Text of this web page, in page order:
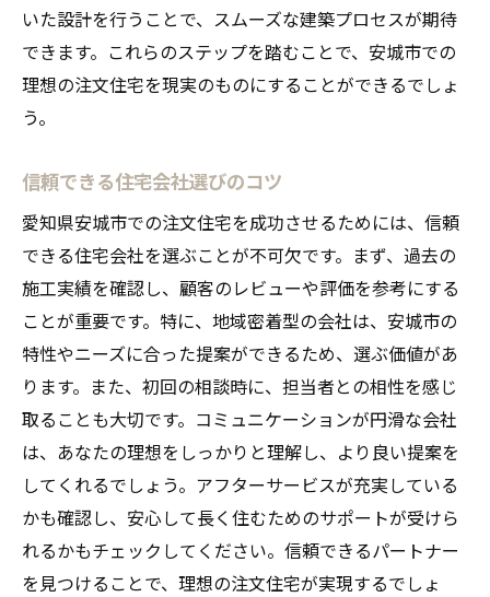
いた設計を行うことで、スムーズな建築プロセスが期待
できます。これらのステップを踏むことで、安城市での
理想の注文住宅を現実のものにすることができるでしょ
う。
信頼できる住宅会社選びのコツ
愛知県安城市での注文住宅を成功させるためには、信頼
できる住宅会社を選ぶことが不可欠です。まず、過去の
施工実績を確認し、顧客のレビューや評価を参考にする
ことが重要です。特に、地域密着型の会社は、安城市の
特性やニーズに合った提案ができるため、選ぶ価値があ
ります。また、初回の相談時に、担当者との相性を感じ
取ることも大切です。コミュニケーションが円滑な会社
は、あなたの理想をしっかりと理解し、より良い提案を
してくれるでしょう。アフターサービスが充実している
かも確認し、安心して長く住むためのサポートが受けら
れるかもチェックしてください。信頼できるパートナー
を見つけることで、理想の注文住宅が実現するでしょ